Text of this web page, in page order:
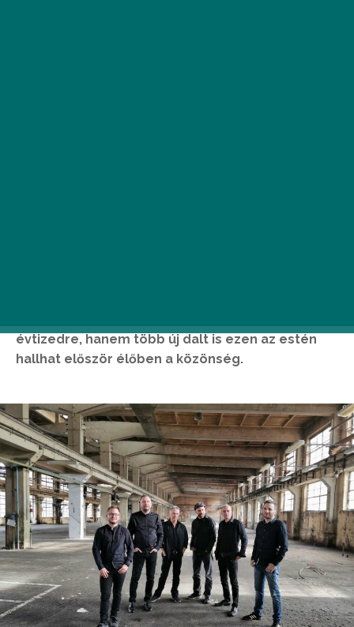
évtizedre, hanem több új dalt is ezen az estén
hallhat először élőben a közönség.